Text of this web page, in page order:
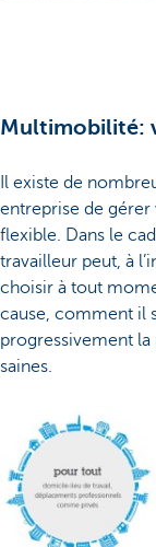
Multimobilité:
Il existe de
entreprise de
flexible. Dans le
travailleur peut, à
choisir à tout
cause, comment il
progressivement la
saines.